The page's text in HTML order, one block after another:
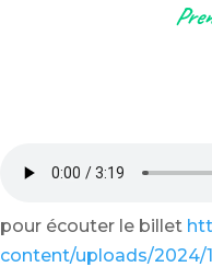
pour écouter le billet
content/uploads/2024/